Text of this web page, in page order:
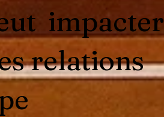
impacter
relations